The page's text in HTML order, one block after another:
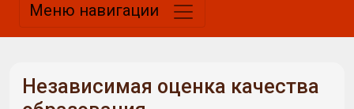
Меню навигации
Независимая оценка качества